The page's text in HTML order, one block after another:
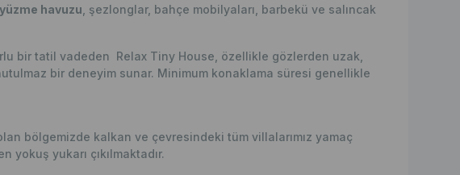
havuzu , şezlonglar, bahçe mobilyaları, barbekü ve salıncak
bir tatil vadeden Relax Tiny House, özellikle gözlerden uzak,
bir deneyim sunar. Minimum konaklama süresi genellikle
bölgemizde kalkan ve çevresindeki tüm villalarımız yamaç
yokuş yukarı çıkılmaktadır.